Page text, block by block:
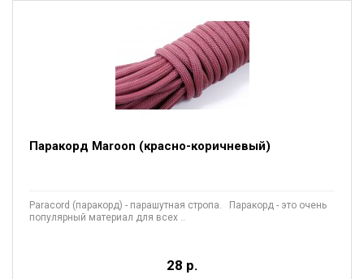
Паракорд Maroon (красно-коричневый)
Paracord (паракорд) - парашутная стропа. Паракорд - это очень
популярный материал для всех ..
28 р.